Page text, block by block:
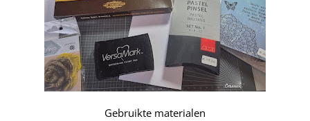
Gebruikte materialen